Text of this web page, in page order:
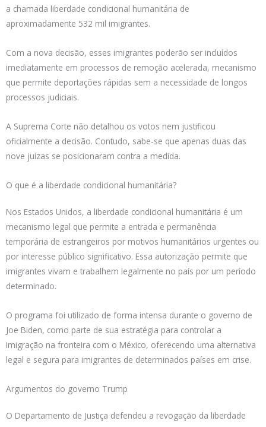
a chamada liberdade condicional humanitária de
aproximadamente 532 mil imigrantes.
Com a nova decisão, esses imigrantes poderão ser incluídos
imediatamente em processos de remoção acelerada, mecanismo
que permite deportações rápidas sem a necessidade de longos
processos judiciais.
A Suprema Corte não detalhou os votos nem justificou
oficialmente a decisão. Contudo, sabe-se que apenas duas das
nove juízas se posicionaram contra a medida.
O que é a liberdade condicional humanitária?
Nos Estados Unidos, a liberdade condicional humanitária é um
mecanismo legal que permite a entrada e permanência
temporária de estrangeiros por motivos humanitários urgentes ou
por interesse público significativo. Essa autorização permite que
imigrantes vivam e trabalhem legalmente no país por um período
determinado.
O programa foi utilizado de forma intensa durante o governo de
Joe Biden, como parte de sua estratégia para controlar a
imigração na fronteira com o México, oferecendo uma alternativa
legal e segura para imigrantes de determinados países em crise.
Argumentos do governo Trump
O Departamento de Justiça defendeu a revogação da liberdade